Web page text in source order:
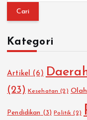
i
n
t
k
:
Kategori
Artikel (6)
(23)
Kesehatan (2)
Pendidikan (3) Politik (2)